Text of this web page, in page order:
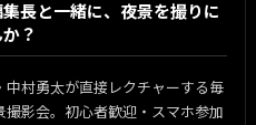
長と一緒に、夜景を撮りに
？
中村勇太が直接レクチャーする毎
撮影会。初心者歓迎・スマホ参加